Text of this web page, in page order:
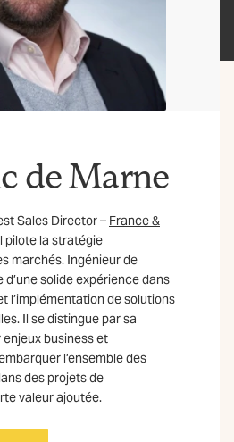
de Marne
Sales Director – France &
pilote la stratégie
marchés. Ingénieur de
solide expérience dans
l’implémentation de solutions
Il se distingue par sa
business et
l’ensemble des
des projets de
valeur ajoutée.